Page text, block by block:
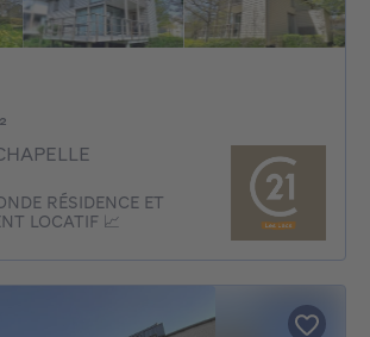
RÉSIDENCE ET
LOCATIF 📈